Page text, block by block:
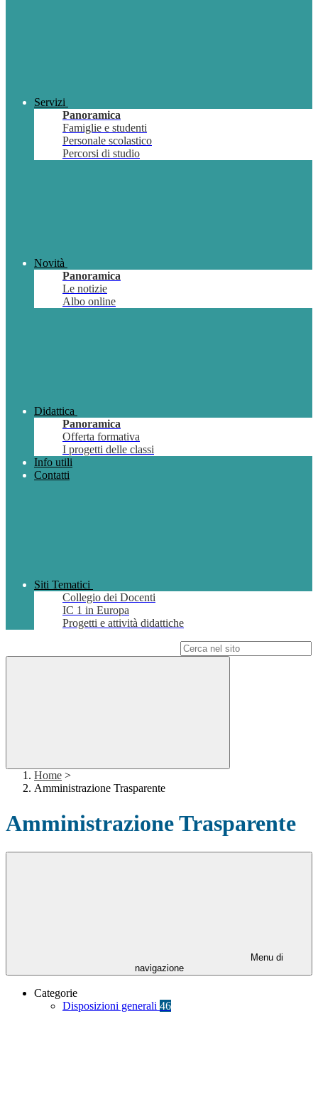
Servizi
Panoramica
Famiglie e studenti
Personale scolastico
Percorsi di studio
Novità
Panoramica
Le notizie
Albo online
Didattica
Panoramica
Offerta formativa
I progetti delle classi
Info utili
Contatti
Siti Tematici
Collegio dei Docenti
IC 1 in Europa
Progetti e attività didattiche
Home >
Amministrazione Trasparente
Amministrazione Trasparente
Menu di
navigazione
Categorie
Disposizioni generali 46